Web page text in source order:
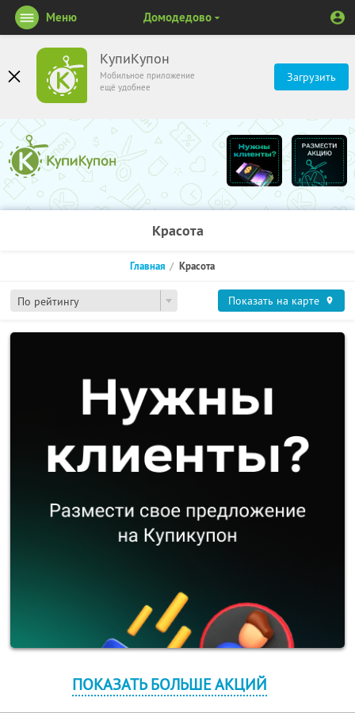
КупиКупон
Мобильное приложение
ещё удобнее
Загрузить
Меню Домодедово
Красота
По рейтингу
Главная Красота
Показать на карте
ПОКАЗАТЬ БОЛЬШЕ АКЦИЙ